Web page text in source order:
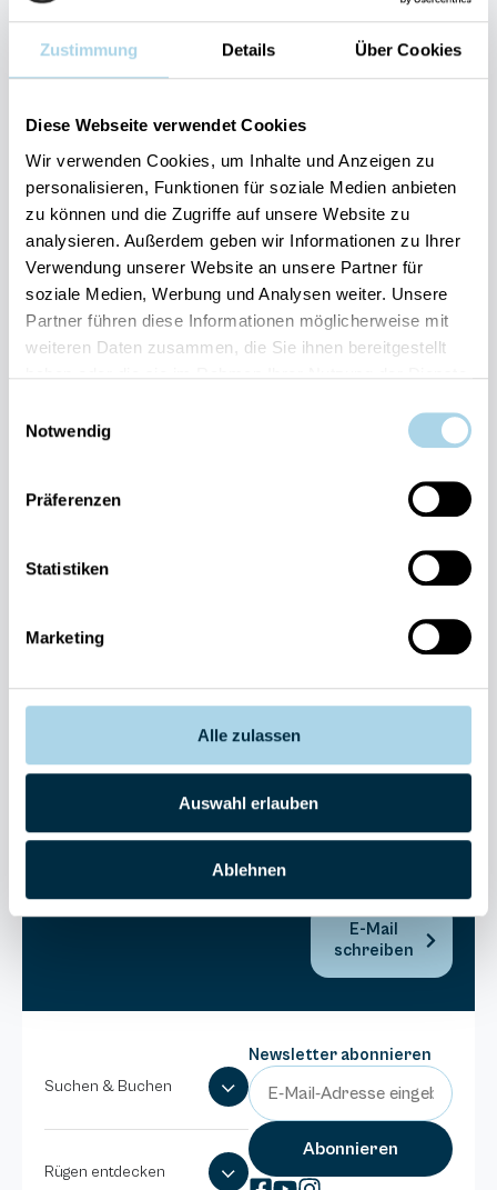
Zustimmung Details Über Cookies
Diese Webseite verwendet Cookies
Wir verwenden Cookies, um Inhalte und Anzeigen zu
personalisieren, Funktionen für soziale Medien anbieten
zu können und die Zugriffe auf unsere Website zu
analysieren. Außerdem geben wir Informationen zu Ihrer
Verwendung unserer Website an unsere Partner für
soziale Medien, Werbung und Analysen weiter. Unsere
Partner führen diese Informationen möglicherweise mit
weiteren Daten zusammen, die Sie ihnen bereitgestellt
Notwendig
Präferenzen
Statistiken
Marketing
Alle zulassen
Auswahl erlauben
Ablehnen
Ausstattung
Ihre Vorteile auf einen Blick:
Bestpreis-Garantie für Ihren Urlaub
Flexible An- und Abreise 24/7 möglich
Risikofrei bis 60 Tage vorher stornieren
Sofortige Buchungsbestätigung
Persönlicher Gästeservice vor Ort Transparente
Fragen und Wünsche?
173980
Binzer
E-Mail
schreiben
Suchen & Buchen
Rügen entdecken
Newsletter abonnieren